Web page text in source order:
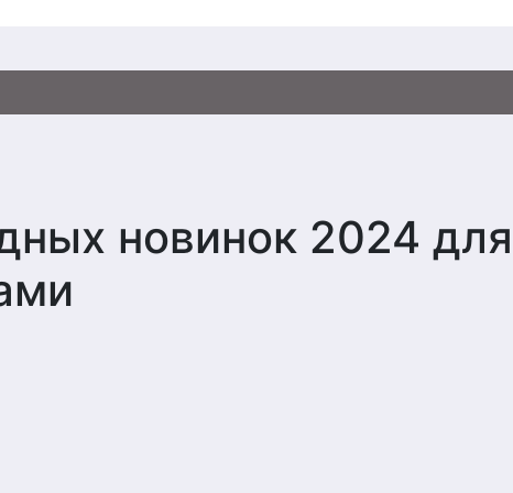
новинок 2024